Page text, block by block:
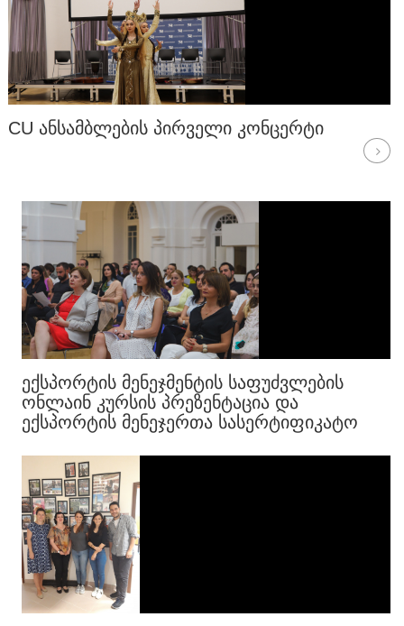
CU ᲐᲜᲡᲐᲛᲑᲚᲔᲑᲘᲡ ᲞᲘᲠᲕᲔᲚᲘ ᲙᲝᲜᲪᲔᲠᲢᲘ
ᲔᲥᲡᲞᲝᲠᲢᲘᲡ ᲛᲔᲜᲔᲯᲛᲔᲜᲢᲘᲡ ᲡᲐᲤᲣᲫᲕᲚᲔᲑᲘᲡ
ᲝᲜᲚᲐᲘᲜ ᲙᲣᲠᲡᲘᲡ ᲞᲠᲔᲖᲔᲜᲢᲐᲪᲘᲐ ᲓᲐ
ᲔᲥᲡᲞᲝᲠᲢᲘᲡ ᲛᲔᲜᲔᲯᲔᲠᲗᲐ ᲡᲐᲡᲔᲠᲢᲘᲤᲘᲙᲐᲢᲝ